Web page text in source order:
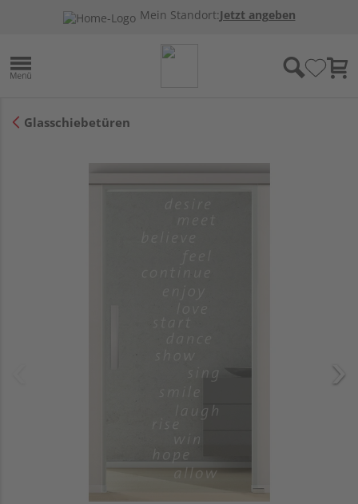
Mein Standort:Jetzt angeben
Glasschiebetüren